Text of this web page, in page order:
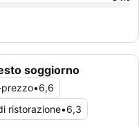
soggiorno
•6,6
ristorazione•6,3